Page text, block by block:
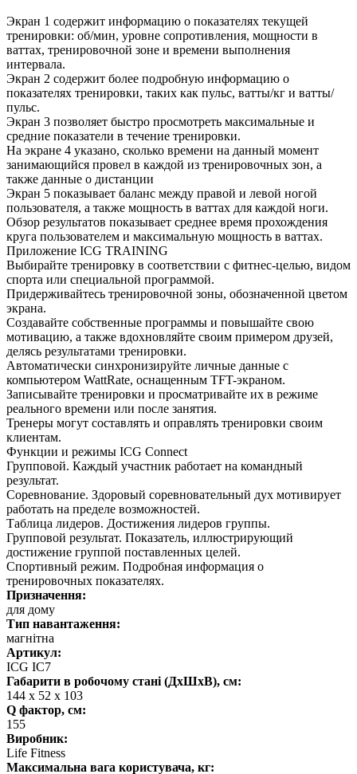
Экран 1 содержит информацию о показателях текущей
тренировки: об/мин, уровне сопротивления, мощности в
ваттах, тренировочной зоне и времени выполнения
интервала.
Экран 2 содержит более подробную информацию о
показателях тренировки, таких как пульс, ватты/кг и ватты/
пульс.
Экран 3 позволяет быстро просмотреть максимальные и
средние показатели в течение тренировки.
На экране 4 указано, сколько времени на данный момент
занимающийся провел в каждой из тренировочных зон, а
также данные о дистанции
Экран 5 показывает баланс между правой и левой ногой
пользователя, а также мощность в ваттах для каждой ноги.
Обзор результатов показывает среднее время прохождения
круга пользователем и максимальную мощность в ваттах.
Приложение ICG TRAINING
Выбирайте тренировку в соответствии с фитнес-целью, видом
спорта или специальной программой.
Придерживайтесь тренировочной зоны, обозначенной цветом
экрана.
Создавайте собственные программы и повышайте свою
мотивацию, а также вдохновляйте своим примером друзей,
делясь результатами тренировки.
Автоматически синхронизируйте личные данные с
компьютером WattRate, оснащенным TFT-экраном.
Записывайте тренировки и просматривайте их в режиме
реального времени или после занятия.
Тренеры могут составлять и оправлять тренировки своим
клиентам.
Функции и режимы ICG Connect
Групповой. Каждый участник работает на командный
результат.
Соревнование. Здоровый соревновательный дух мотивирует
работать на пределе возможностей.
Таблица лидеров. Достижения лидеров группы.
Групповой результат. Показатель, иллюстрирующий
достижение группой поставленных целей.
Спортивный режим. Подробная информация о
тренировочных показателях.
Призначення:
для дому
Тип навантаження:
магнітна
Артикул:
ICG IC7
Габарити в робочому стані (ДхШхВ), см:
144 х 52 х 103
Q фактор, см:
155
Виробник:
Life Fitness
Максимальна вага користувача, кг: